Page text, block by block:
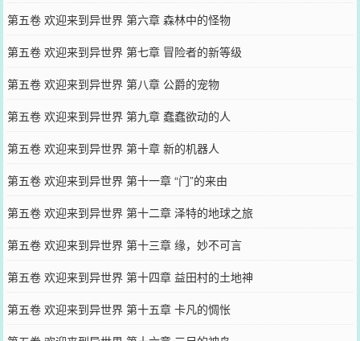
第五卷 欢迎来到异世界 第六章 森林中的怪物
第五卷 欢迎来到异世界 第七章 冒险者的新等级
第五卷 欢迎来到异世界 第八章 公爵的宠物
第五卷 欢迎来到异世界 第九章 蠢蠢欲动的人
第五卷 欢迎来到异世界 第十章 新的机器人
第五卷 欢迎来到异世界 第十一章 “门”的来由
第五卷 欢迎来到异世界 第十二章 泽特的地球之旅
第五卷 欢迎来到异世界 第十三章 缘，妙不可言
第五卷 欢迎来到异世界 第十四章 益田村的土地神
第五卷 欢迎来到异世界 第十五章 卡凡的惆怅